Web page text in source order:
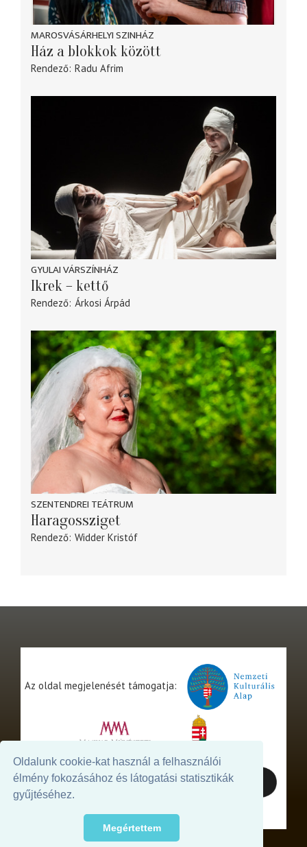
Oldalunk cookie-kat használ a felhasználói
élmény fokozásához és látogatási statisztikák
gyűjtéséhez.
Megértettem
MAROSVÁSÁRHELYI SZINHÁZ
Ház a blokkok között
Rendező Radu Afrim
GYULAI VÁRSZÍNHÁZ
Ikrek – kettő
Rendező Árkosi Árpád
SZENTENDREI TEÁTRUM
Haragossziget
Rendező Widder Kristóf
Az oldal megjelenését támogatja: